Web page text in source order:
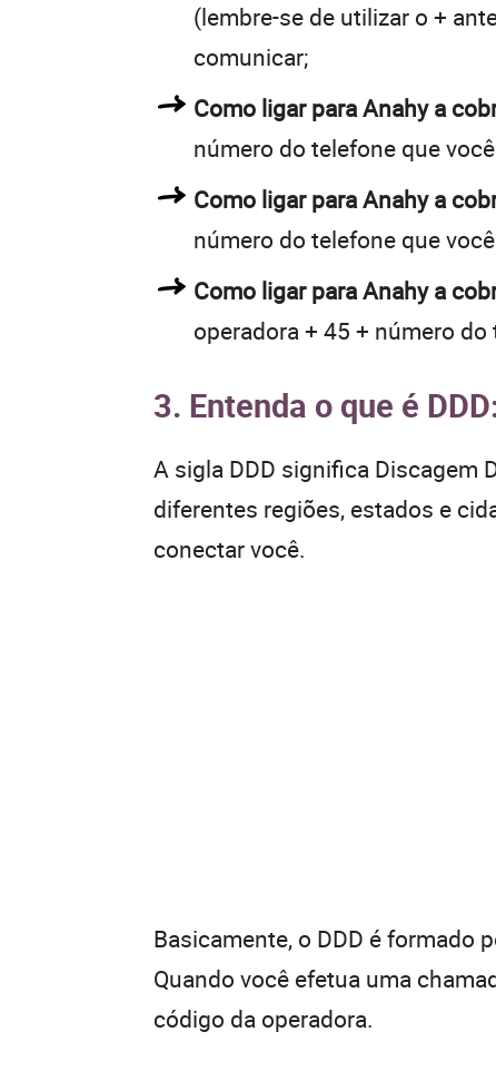
(lembre-se de utilizar o +
comunicar;
Como ligar para Anahy a
número do telefone que
Como ligar para Anahy a
número do telefone que
Como ligar para Anahy a
operadora + 45 + número
3. Entenda o que é
A sigla DDD significa Discagem
diferentes regiões, estados e
conectar você.
Basicamente, o DDD é formado
Quando você efetua uma
código da operadora.